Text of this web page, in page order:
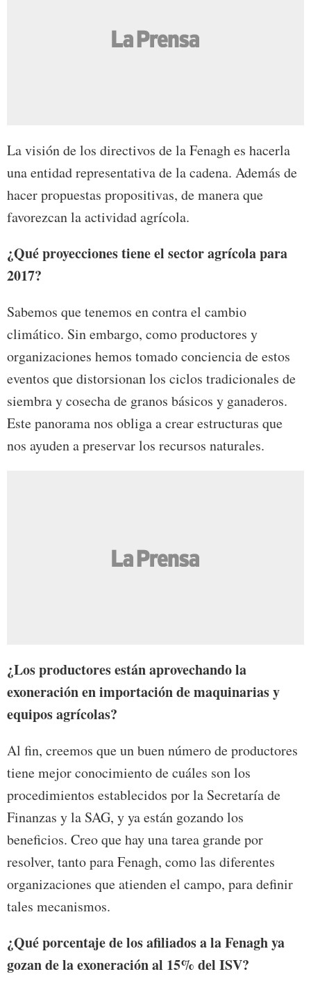
La visión de los directivos de la Fenagh es hacerla
una entidad representativa de la cadena. Además de
hacer propuestas propositivas, de manera que
favorezcan la actividad agrícola.
¿Qué proyecciones tiene el sector agrícola para
2017?
Sabemos que tenemos en contra el cambio
climático. Sin embargo, como productores y
organizaciones hemos tomado conciencia de estos
eventos que distorsionan los ciclos tradicionales de
siembra y cosecha de granos básicos y ganaderos.
Este panorama nos obliga a crear estructuras que
nos ayuden a preservar los recursos naturales.
¿Los productores están aprovechando la
exoneración en importación de maquinarias y
equipos agrícolas?
Al fin, creemos que un buen número de productores
tiene mejor conocimiento de cuáles son los
procedimientos establecidos por la Secretaría de
Finanzas y la SAG, y ya están gozando los
beneficios. Creo que hay una tarea grande por
resolver, tanto para Fenagh, como las diferentes
organizaciones que atienden el campo, para definir
tales mecanismos.
¿Qué porcentaje de los afiliados a la Fenagh ya
gozan de la exoneración al 15% del ISV?